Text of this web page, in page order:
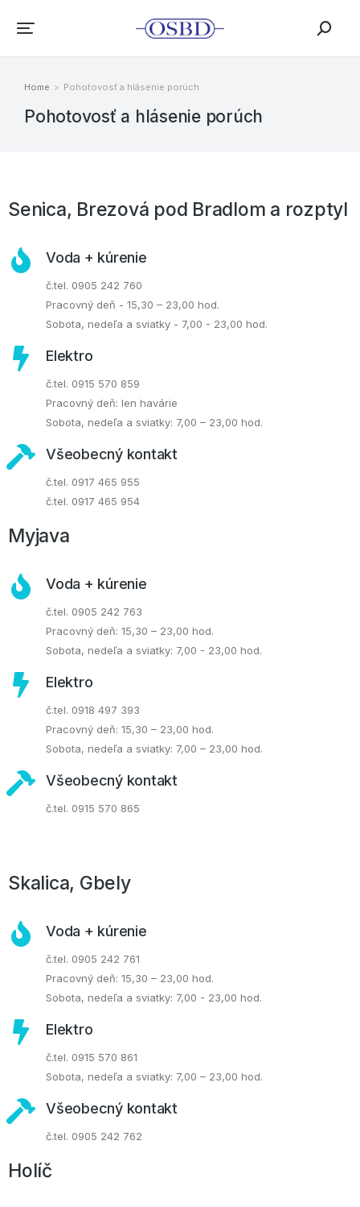
Pohotovosť a hlásenie porúch
You are here:
Home Pohotovosť a hlásenie porúch
Senica, Brezová pod Bradlom a rozptyl
Voda + kúrenie
č.tel. 0905 242 760
Pracovný deň - 15,30 – 23,00 hod.
Sobota, nedeľa a sviatky - 7,00 - 23,00 hod.
Elektro
č.tel. 0915 570 859
Pracovný deň: len havárie
Sobota, nedeľa a sviatky: 7,00 – 23,00 hod.
Všeobecný kontakt
č.tel. 0917 465 955
č.tel. 0917 465 954
Myjava
Voda + kúrenie
č.tel. 0905 242 763
Pracovný deň: 15,30 – 23,00 hod.
Sobota, nedeľa a sviatky: 7,00 - 23,00 hod.
Elektro
č.tel. 0918 497 393
Pracovný deň: 15,30 – 23,00 hod.
Sobota, nedeľa a sviatky: 7,00 – 23,00 hod.
Všeobecný kontakt
č.tel. 0915 570 865
Skalica, Gbely
Voda + kúrenie
č.tel. 0905 242 761
Pracovný deň: 15,30 – 23,00 hod.
Sobota, nedeľa a sviatky: 7,00 - 23,00 hod.
Elektro
č.tel. 0915 570 861
Sobota, nedeľa a sviatky: 7,00 – 23,00 hod.
Všeobecný kontakt
č.tel. 0905 242 762
Holíč